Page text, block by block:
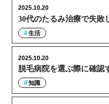
30代のたるみ治療で失敗
2025.10.20
生活
脱毛病院を選ぶ際に確認
2025.10.20
知識